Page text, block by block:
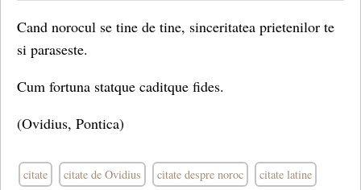
Cand norocul se tine de tine, sinceritatea prietenilor te
si paraseste.
Cum fortuna statque caditque fides.
(Ovidius, Pontica)
citate citate de Ovidius citate despre noroc citate latine